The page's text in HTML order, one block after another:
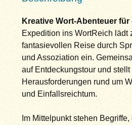
Kreative Wort-Abenteuer
Expedition ins WortReich lädt
fantasievollen Reise durch
und Assoziation ein.
auf Entdeckungstour und
Herausforderungen rund um
und Einfallsreichtum.
Im Mittelpunkt stehen